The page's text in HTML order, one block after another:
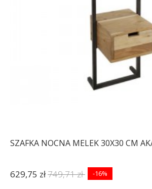
SZAFKA NOCNA MELEK 30X30 CM
629,75 zł749,71 zł -16%